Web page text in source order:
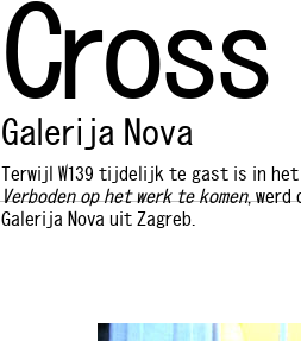
Galerija Nova
Terwijl W139 tijdelijk te gast is in
Verboden op het werk te komen, werd
Galerija Nova uit Zagreb.